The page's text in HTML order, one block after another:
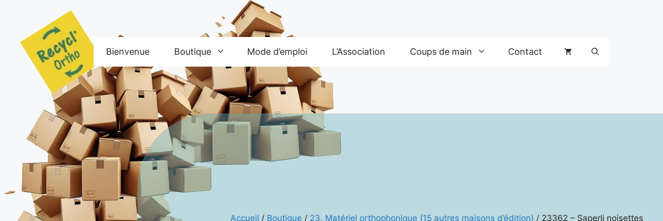
Bienvenue Boutique Mode d’emploi L’Association Coups de main Contact
Accueil / Boutique / 23. Matériel orthophonique (15 autres maisons d’édition) / 23362 – Saperli noisettes